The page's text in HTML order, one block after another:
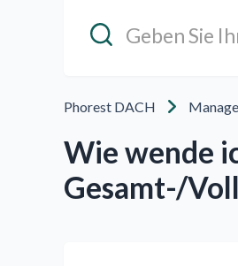
Phorest DACH
Wie wende
Gesamt-/